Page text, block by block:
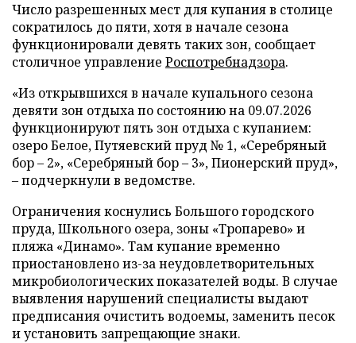
Число разрешенных мест для купания в столице
сократилось до пяти, хотя в начале сезона
функционировали девять таких зон, сообщает
столичное управление Роспотребнадзора.
«Из открывшихся в начале купального сезона
девяти зон отдыха по состоянию на 09.07.2026
функционируют пять зон отдыха с купанием:
озеро Белое, Путяевский пруд № 1, «Серебряный
бор – 2», «Серебряный бор – 3», Пионерский пруд»,
– подчеркнули в ведомстве.
Ограничения коснулись Большого городского
пруда, Школьного озера, зоны «Тропарево» и
пляжа «Динамо». Там купание временно
приостановлено из-за неудовлетворительных
микробиологических показателей воды. В случае
выявления нарушений специалисты выдают
предписания очистить водоемы, заменить песок
и установить запрещающие знаки.